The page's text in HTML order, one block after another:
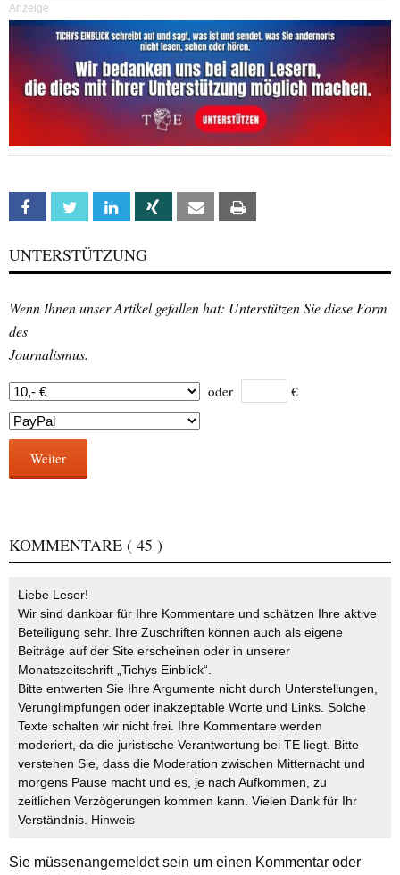
Anzeige
Facebook Twitter Linkedin Xing Email
UNTERSTÜTZUNG
Wenn Ihnen unser Artikel gefallen hat: Unterstützen Sie diese Form
des
Journalismus.
oder €
Weiter
KOMMENTARE ( 45 )
Liebe Leser!
Wir sind dankbar für Ihre Kommentare und schätzen Ihre aktive
Beteiligung sehr. Ihre Zuschriften können auch als eigene
Beiträge auf der Site erscheinen oder in unserer
Monatszeitschrift „Tichys Einblick“.
Bitte entwerten Sie Ihre Argumente nicht durch Unterstellungen,
Verunglimpfungen oder inakzeptable Worte und Links. Solche
Texte schalten wir nicht frei. Ihre Kommentare werden
moderiert, da die juristische Verantwortung bei TE liegt. Bitte
verstehen Sie, dass die Moderation zwischen Mitternacht und
morgens Pause macht und es, je nach Aufkommen, zu
zeitlichen Verzögerungen kommen kann. Vielen Dank für Ihr
Verständnis. Hinweis
Sie müssenangemeldetsein um einen Kommentar oder